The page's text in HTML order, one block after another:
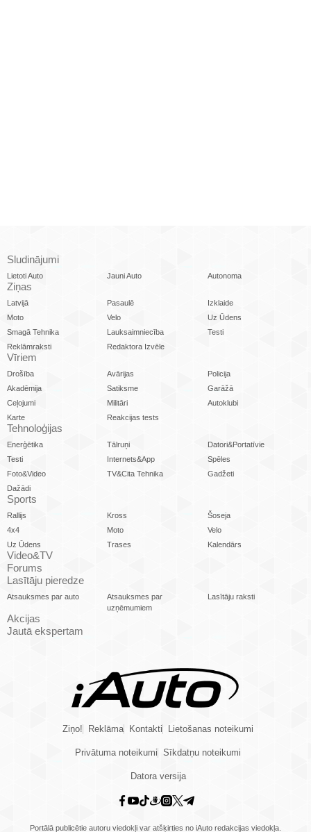
Sludinājumi
Lietoti Auto Jauni Auto Autonoma
Ziņas
Latvijā Pasaulē
Izklaide
Moto
Velo
Uz Ūdens
Smagā Tehnika
Lauksaimniecība
Testi
Reklāmraksti
Redaktora Izvēle
Vīriem
Drošība Avārijas
Policija
Akadēmija
Satiksme
Garāžā
Ceļojumi
Militāri
Autoklubi
Karte
Reakcijas tests
Tehnoloģijas
Enerģētika Tālruņi
Datori&Portatīvie
Testi
Internets&App
Spēles
Foto&Video
TV&Cita Tehnika
Gadžeti
Dažādi
Sports
Rallijs Kross
Šoseja
4x4
Moto
Velo
Uz Ūdens
Trases Kalendārs
Video&TV
Forums
Lasītāju pieredze
Atsauksmes par auto
Atsauksmes par
uzņēmumiem
Lasītāju raksti
Akcijas
Jautā ekspertam
Ziņo! Reklāma Kontakti Lietošanas noteikumi
Privātuma noteikumi Sīkdatņu noteikumi
Datora versija
Portālā publicētie autoru viedokļi var atšķirties no iAuto redakcijas viedokļa.